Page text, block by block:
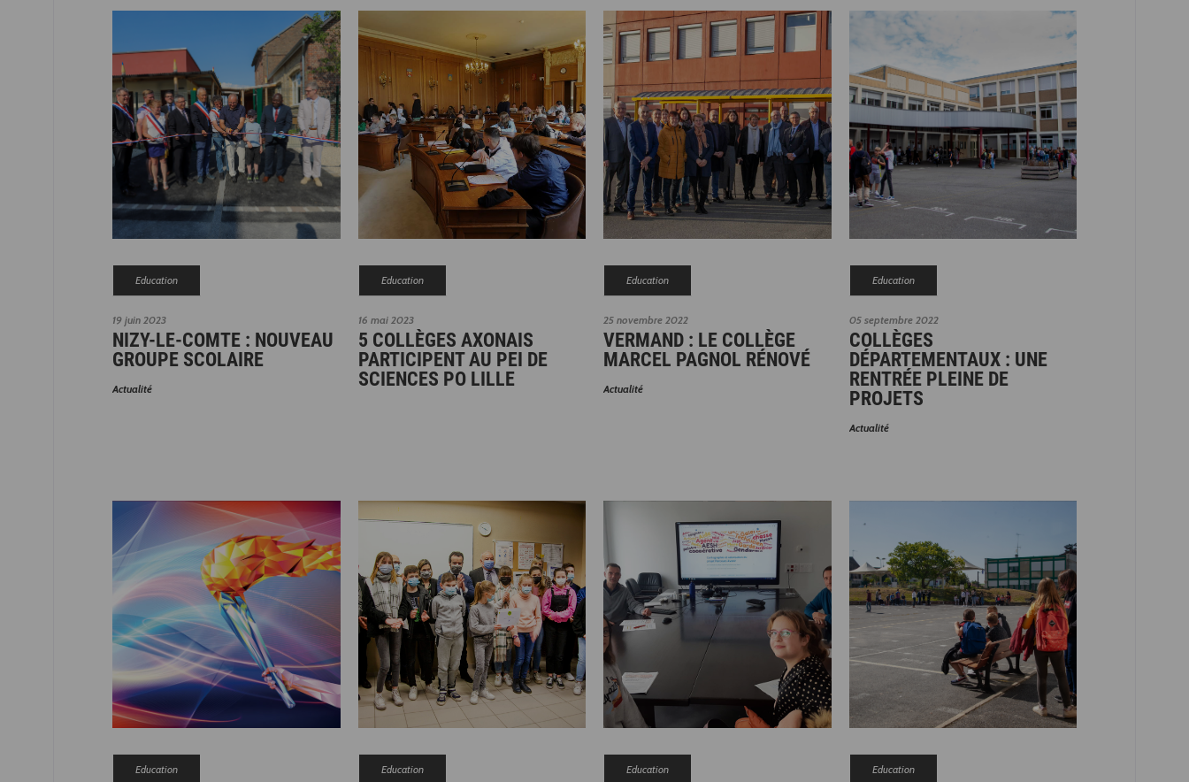
19 juin 2023
Education
NIZY-LE-COMTE : NOUVEAU
GROUPE SCOLAIRE
Actualité
16 mai 2023
Education
5 COLLÈGES AXONAIS
PARTICIPENT AU PEI DE
SCIENCES PO LILLE
25 novembre 2022
Education
VERMAND : LE COLLÈGE
MARCEL PAGNOL RÉNOVÉ
Actualité
05 septembre 2022
Education
COLLÈGES
DÉPARTEMENTAUX : UNE
RENTRÉE PLEINE DE
PROJETS
Actualité
Education Education Education Education